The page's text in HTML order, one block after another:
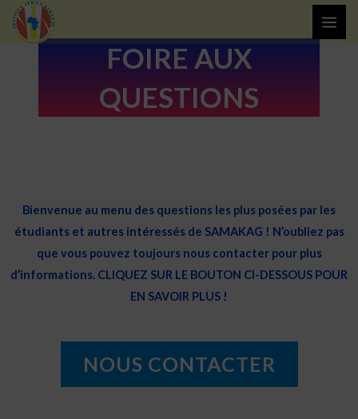
Aller
FOIRE AUX
QUESTIONS
Bienvenue au menu des questions les plus posées par les
étudiants et autres intéressés de SAMAKAG ! N’oubliez pas
que vous pouvez toujours nous contacter pour plus
d’informations. CLIQUEZ SUR LE BOUTON CI-DESSOUS POUR
EN SAVOIR PLUS !
NOUS CONTACTER